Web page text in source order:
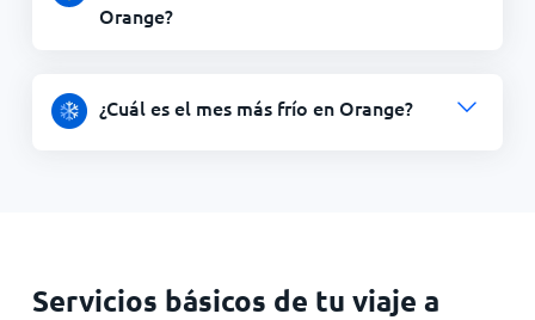
Orange?
¿Cuál es el mes más frío en Orange?
Servicios básicos de tu viaje a